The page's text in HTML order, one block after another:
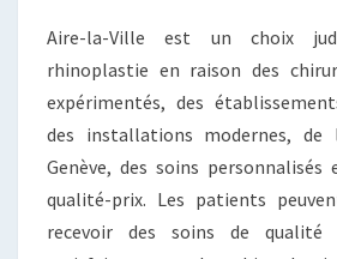
Aire-la-Ville est un choix
rhinoplastie en raison des
expérimentés, des
des installations modernes, de
Genève, des soins
qualité-prix. Les patients
recevoir des soins de